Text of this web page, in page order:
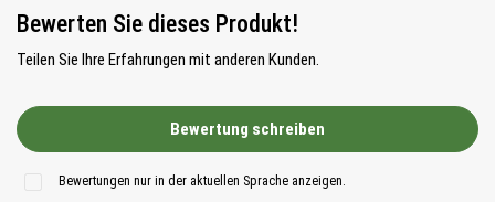
Bewerten Sie dieses Produkt!
Teilen Sie Ihre Erfahrungen mit anderen Kunden.
Bewertung schreiben
Bewertungen nur in der aktuellen Sprache anzeigen.